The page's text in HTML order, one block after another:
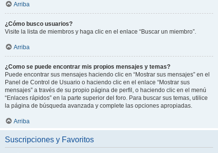
Arriba
¿Cómo busco usuarios?
Visite la lista de miembros y haga clic en el enlace “Buscar un miembro”.
Arriba
¿Como se puede encontrar mis propios mensajes y temas?
Puede encontrar sus mensajes haciendo clic en “Mostrar sus mensajes” en el
Panel de Control de Usuario o haciendo clic en el enlace “Mostrar sus
mensajes” a través de su propio página de perfil, o haciendo clic en el menú
“Enlaces rápidos” en la parte superior del foro. Para buscar sus temas, utilice
la página de búsqueda avanzada y complete las opciones apropiadas.
Arriba
Suscripciones y Favoritos